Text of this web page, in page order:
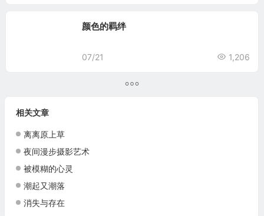
颜色的羁绊
07/21 1,206
相关文章
离离原上草
夜间漫步摄影艺术
被模糊的心灵
潮起又潮落
消失与存在